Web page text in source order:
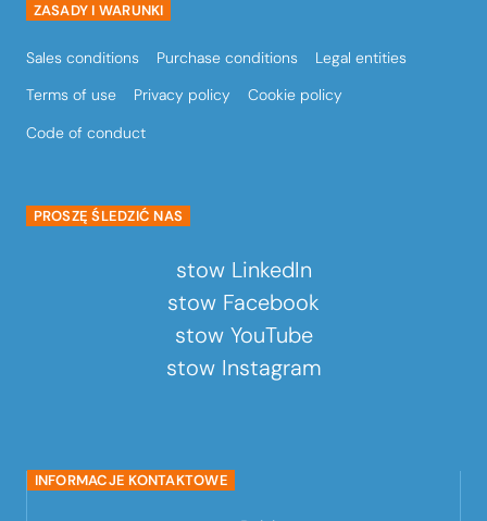
ZASADY I WARUNKI
Sales conditions Purchase conditions
Legal entities
Terms of use
Privacy policy
Cookie policy
Code of conduct
PROSZĘ ŚLEDZIĆ NAS
stow LinkedIn
stow Facebook
stow YouTube
stow Instagram
INFORMACJE KONTAKTOWE